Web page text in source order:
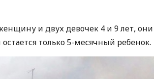
и двух девочек 4 и 9 лет, они
только 5-месячный ребенок.